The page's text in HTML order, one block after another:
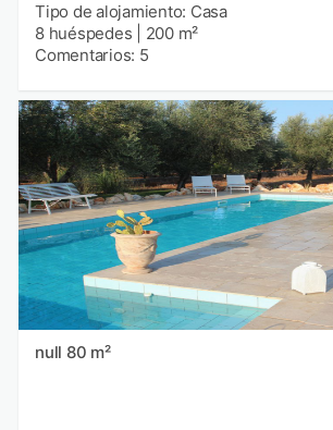
Tipo de alojamiento: Casa
8 huéspedes
200 m²
Comentarios: 5
null 80 m²